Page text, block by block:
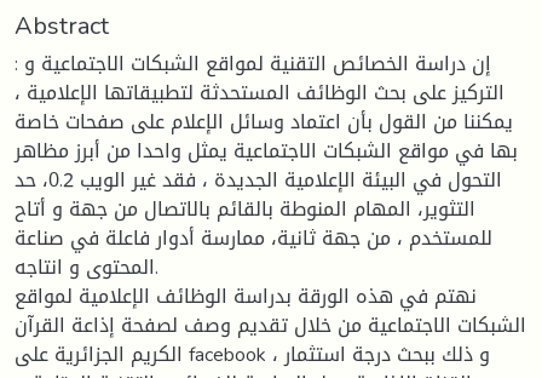
Abstract
: إن دراسة الخصائص التقنية لمواقع الشبكات الاجتماعية و
التركيز على بحث الوظائف المستحدثة لتطبيقاتها الإعلامية ،
يمكننا من القول بأن اعتماد وسائل الإعلام على صفحات خاصة
بها في مواقع الشبكات الاجتماعية يمثل واحدا من أبرز مظاهر
التحول في البيئة الإعلامية الجديدة ، فقد غير الويب 0.2، حد
التثوير، المهام المنوطة بالقائم بالاتصال من جهة و أتاح
للمستخدم ، من جهة ثانية، ممارسة أدوار فاعلة في صناعة
المحتوى و انتاجه.
نهتم في هذه الورقة بدراسة الوظائف الإعلامية لمواقع
الشبكات الاجتماعية من خلال تقديم وصف لصفحة إذاعة القرآن
الكريم الجزائرية على facebook ، و ذلك ببحث درجة استثمار